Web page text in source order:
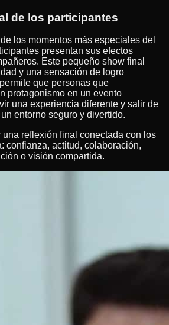
de los participantes
los momentos más especiales del
presentan sus efectos
Este pequeño show final
y una sensación de logro
que personas que
protagonismo en un evento
una experiencia diferente y salir de
entorno seguro y divertido.
reflexión final conectada con los
confianza, actitud, colaboración,
o visión compartida.